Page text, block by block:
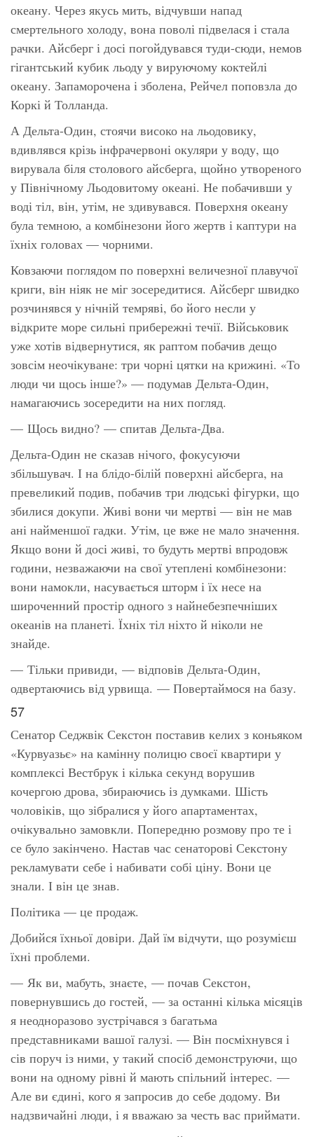
океану. Через якусь мить, відчувши напад
смертельного холоду, вона поволі підвелася і стала
рачки. Айсберг і досі погойдувався туди-сюди, немов
гігантський кубик льоду у вируючому коктейлі
океану. Запаморочена і зболена, Рейчел поповзла до
Коркі й Толланда.
А Дельта-Один, стоячи високо на льодовику,
вдивлявся крізь інфрачервоні окуляри у воду, що
вирувала біля столового айсберга, щойно утвореного
у Північному Льодовитому океані. Не побачивши у
воді тіл, він, утім, не здивувався. Поверхня океану
була темною, а комбінезони його жертв і каптури на
їхніх головах — чорними.
Ковзаючи поглядом по поверхні величезної плавучої
криги, він ніяк не міг зосередитися. Айсберг швидко
розчинявся у нічній темряві, бо його несли у
відкрите море сильні прибережні течії. Військовик
уже хотів відвернутися, як раптом побачив дещо
зовсім неочікуване: три чорні цятки на крижині. «То
люди чи щось інше?» — подумав Дельта-Один,
намагаючись зосередити на них погляд.
— Щось видно? — спитав Дельта-Два.
Дельта-Один не сказав нічого, фокусуючи
збільшувач. І на блідо-білій поверхні айсберга, на
превеликий подив, побачив три людські фігурки, що
збилися докупи. Живі вони чи мертві — він не мав
ані найменшої гадки. Утім, це вже не мало значення.
Якщо вони й досі живі, то будуть мертві впродовж
години, незважаючи на свої утеплені комбінезони:
вони намокли, насувається шторм і їх несе на
широченний простір одного з найнебезпечніших
океанів на планеті. Їхніх тіл ніхто й ніколи не
знайде.
— Тільки привиди, — відповів Дельта-Один,
одвертаючись від урвища. — Повертаймося на базу.
57
Сенатор Седжвік Секстон поставив келих з коньяком
«Курвуазьє» на камінну полицю своєї квартири у
комплексі Вестбрук і кілька секунд ворушив
кочергою дрова, збираючись із думками. Шість
чоловіків, що зібралися у його апартаментах,
очікувально замовкли. Попередню розмову про те і
се було закінчено. Настав час сенаторові Секстону
рекламувати себе і набивати собі ціну. Вони це
знали. І він це знав.
Політика — це продаж.
Добийся їхньої довіри. Дай їм відчути, що розумієш
їхні проблеми.
— Як ви, мабуть, знаєте, — почав Секстон,
повернувшись до гостей, — за останні кілька місяців
я неодноразово зустрічався з багатьма
представниками вашої галузі. — Він посміхнувся і
сів поруч із ними, у такий спосіб демонструючи, що
вони на одному рівні й мають спільний інтерес. —
Але ви єдині, кого я запросив до себе додому. Ви
надзвичайні люди, і я вважаю за честь вас приймати.